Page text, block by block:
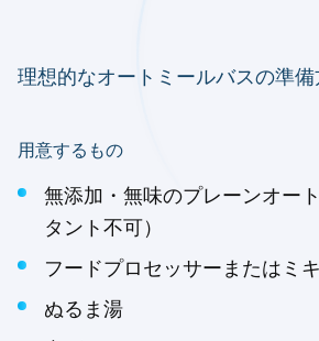
理想的なオートミールバスの準
用意するもの
無添加・無味のプレーンオー
タント不可）
フードプロセッサーまたはミ
ぬるま湯